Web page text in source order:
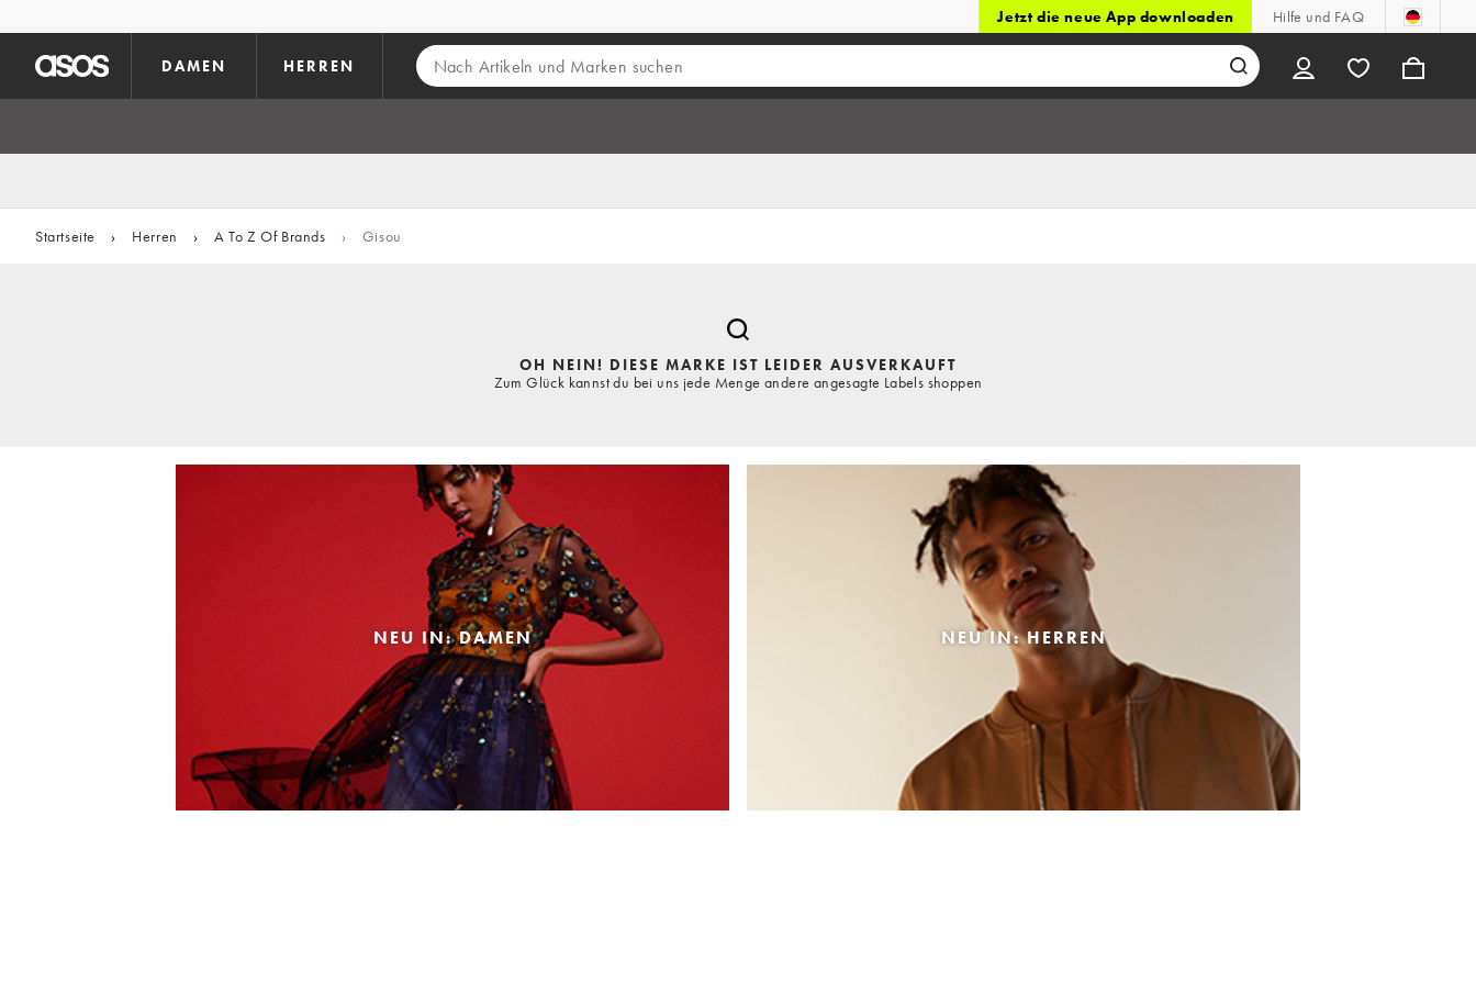
Jetzt die neue App downloaden Hilfe und FAQ
DAMEN HERREN
Startseite › Herren › A To Z Of Brands › Gisou
OH NEIN! DIESE MARKE IST LEIDER AUSVERKAUFT
Zum Glück kannst du bei uns jede Menge andere angesagte Labels shoppen
NEU IN: DAMEN NEU IN: HERREN